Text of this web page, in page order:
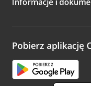
Zachęcamy do
opinie.
Pobierz aplikację